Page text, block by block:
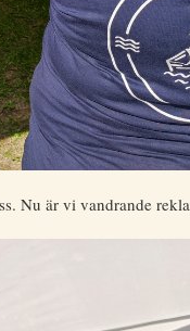
Nu är vi vandrande